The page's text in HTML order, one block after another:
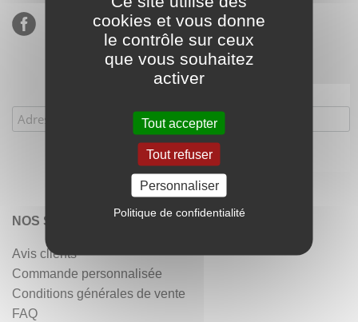
NOS SERVICES
Avis clients
Commande personnalisée
Conditions générales de vente
FAQ
cookies et vous donne
le contrôle sur ceux
que vous souhaitez
activer
Tout accepter
Tout refuser
Personnaliser
Politique de confidentialité